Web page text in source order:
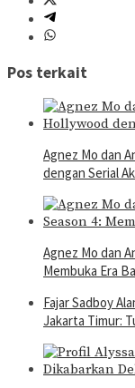
Pos terkait
Agnez Mo dan
dengan Serial
Agnez Mo dan
Membuka Era
Fajar Sadboy
Jakarta Timur: